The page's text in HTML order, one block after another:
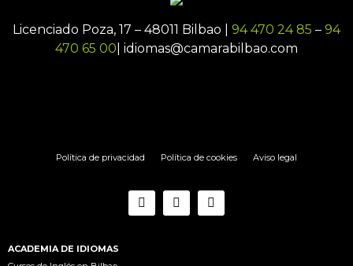
Licenciado Poza, 17 – 48011 Bilbao | 94 470 24 85 – 94
470 65 00 | idiomas@camarabilbao.com
Política de privacidad Política de cookies Aviso legal
ACADEMIA DE IDIOMAS